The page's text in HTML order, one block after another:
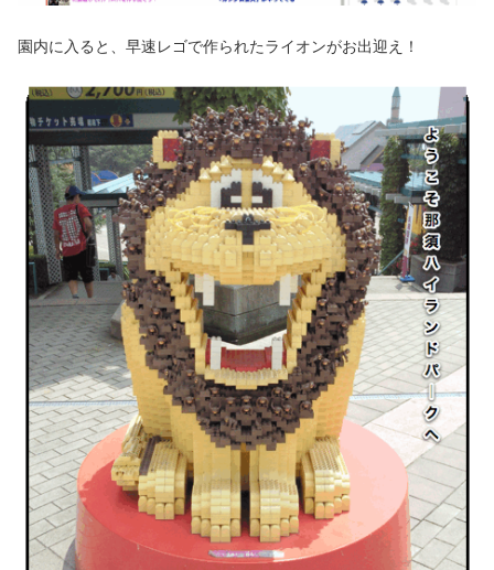
園内に入ると、早速レゴで作られたライオンがお出迎え！